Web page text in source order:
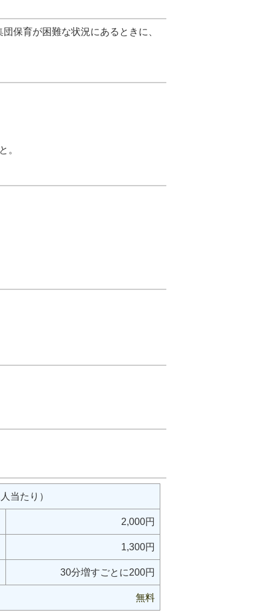
保育が困難な状況にあるときに、
。
当たり）
2,000円
1,300円
30分増すごとに200円
無料